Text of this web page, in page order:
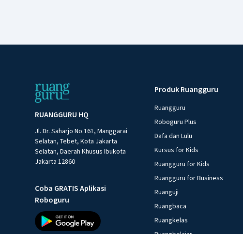
RUANGGURU HQ
Jl. Dr. Saharjo No.161, Manggarai
Selatan, Tebet, Kota Jakarta
Selatan, Daerah Khusus Ibukota
Jakarta 12860
Coba GRATIS Aplikasi
Roboguru
Produk Ruangguru
Ruangguru
Roboguru Plus
Dafa dan Lulu
Kursus for Kids
Ruangguru for Kids
Ruangguru for Business
Ruanguji
Ruangbaca
Ruangkelas